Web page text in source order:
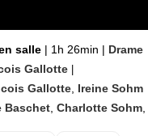
salle | 1h 26min | Drame
Gallotte |
Gallotte Ireine Sohm
Baschet Charlotte Sohm